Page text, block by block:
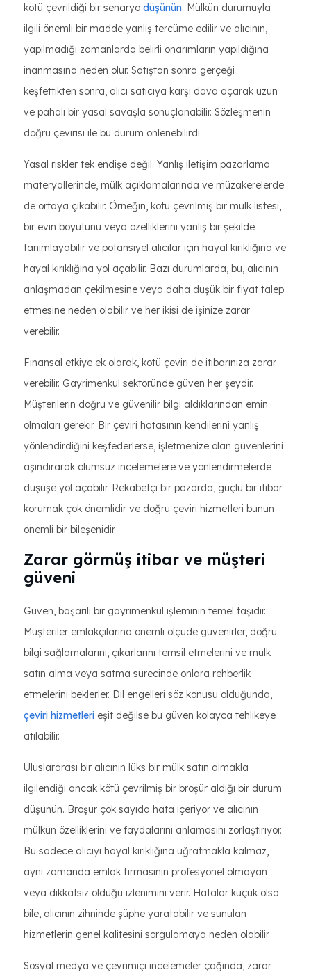
kötü çevrildiği bir senaryo düşünün. Mülkün durumuyla
ilgili önemli bir madde yanlış tercüme edilir ve alıcının,
yapılmadığı zamanlarda belirli onarımların yapıldığına
inanmasına neden olur. Satıştan sonra gerçeği
keşfettikten sonra, alıcı satıcıya karşı dava açarak uzun
ve pahalı bir yasal savaşla sonuçlanabilir. Sözleşmenin
doğru çevirisi ile bu durum önlenebilirdi.
Yasal riskler tek endişe değil. Yanlış iletişim pazarlama
materyallerinde, mülk açıklamalarında ve müzakerelerde
de ortaya çıkabilir. Örneğin, kötü çevrilmiş bir mülk listesi,
bir evin boyutunu veya özelliklerini yanlış bir şekilde
tanımlayabilir ve potansiyel alıcılar için hayal kırıklığına ve
hayal kırıklığına yol açabilir. Bazı durumlarda, bu, alıcının
anlaşmadan çekilmesine veya daha düşük bir fiyat talep
etmesine neden olabilir ve her ikisi de işinize zarar
verebilir.
Finansal etkiye ek olarak, kötü çeviri de itibarınıza zarar
verebilir. Gayrimenkul sektöründe güven her şeydir.
Müşterilerin doğru ve güvenilir bilgi aldıklarından emin
olmaları gerekir. Bir çeviri hatasının kendilerini yanlış
yönlendirdiğini keşfederlerse, işletmenize olan güvenlerini
aşındırarak olumsuz incelemelere ve yönlendirmelerde
düşüşe yol açabilir. Rekabetçi bir pazarda, güçlü bir itibar
korumak çok önemlidir ve doğru çeviri hizmetleri bunun
önemli bir bileşenidir.
Zarar görmüş itibar ve müşteri
güveni
Güven, başarılı bir gayrimenkul işleminin temel taşıdır.
Müşteriler emlakçılarına önemli ölçüde güvenirler, doğru
bilgi sağlamalarını, çıkarlarını temsil etmelerini ve mülk
satın alma veya satma sürecinde onlara rehberlik
etmelerini beklerler. Dil engelleri söz konusu olduğunda,
çeviri hizmetleri eşit değilse bu güven kolayca tehlikeye
atılabilir.
Uluslararası bir alıcının lüks bir mülk satın almakla
ilgilendiği ancak kötü çevrilmiş bir broşür aldığı bir durum
düşünün. Broşür çok sayıda hata içeriyor ve alıcının
mülkün özelliklerini ve faydalarını anlamasını zorlaştırıyor.
Bu sadece alıcıyı hayal kırıklığına uğratmakla kalmaz,
aynı zamanda emlak firmasının profesyonel olmayan
veya dikkatsiz olduğu izlenimini verir. Hatalar küçük olsa
bile, alıcının zihninde şüphe yaratabilir ve sunulan
hizmetlerin genel kalitesini sorgulamaya neden olabilir.
Sosyal medya ve çevrimiçi incelemeler çağında, zarar